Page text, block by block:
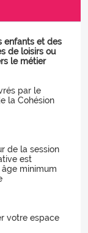
enfants et des
de loisirs ou
le métier
par le
la Cohésion
de la session
est
minimum
votre espace